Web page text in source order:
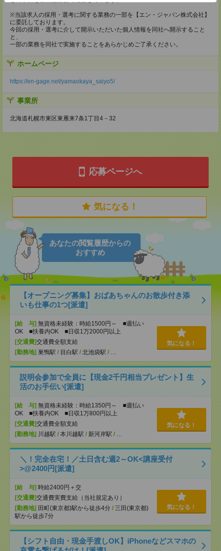
※当該求人の採用・選考に関する業務の一部を【エン・ジャパン株式会社】
に委託しております。
今回の採用・選考に介して開示いただいた個人情報を同社へ開示すること
と、
一部の業務を同社で実施することをあらかじめご了承ください。
ホームページ
https://en-gage.net/yamaokaya_saiyo5/
事業所
北海道札幌市東区東雁来7条1丁目4－32
応募ページへ
気になる！
あなたの閲覧履歴からの
おすすめ
【オープニング募集】おばあちゃんのお散歩付き添
いも仕事の1つ[派遣]
[給 与] 無資格未経験：時給1500円～ ■週払い
OK ■扶養内OK ■日収1万2000円以上
[交通費]交通費全額支給
[勤務地] 巣鴨駅 / 目白駅 / 北池袋駅 / …
気になる！
説明会参加で全員に【現金2千円相当プレゼント】生
活のお手伝い[派遣]
[給 与] 無資格未経験：時給1350円～ ■週払い
OK ■扶養内OK ■日収1万800円以上
[交通費]交通費全額支給
[勤務地] 川越駅 / 本川越駅 / 新河岸駅 / …
気になる！
＼！完全在宅！／土日含む週2～OK<講座受付
>@2400円[派遣]
[給 与] 時給2400円＋交
[交通費]交通費実費支給（当社規定あり）
[勤務地] 田町(東京都)駅から徒歩4分 / 三田(東京都)
駅から徒歩7分
気になる！
【シフト自由・現金手渡しOK】iPhoneなどスマホの